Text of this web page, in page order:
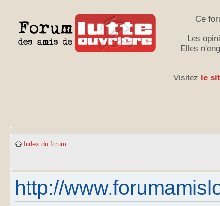
Ce
Les
Elles
Visitez le
Index du forum
http://